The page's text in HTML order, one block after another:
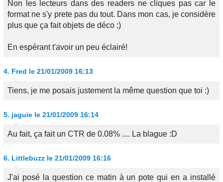
Non les lecteurs dans des readers ne cliques pas car le
format ne s'y prete pas du tout. Dans mon cas, je considère
plus que ça fait objets de déco ;)
En espérant t'avoir un peu éclairé!
4. Fred le 21/01/2009 16:13
Tiens, je me posais justement la même question que toi :)
5. jaguie le 21/01/2009 16:14
Au fait, ça fait un CTR de 0.08% .... La blague :D
6. Littlebuzz le 21/01/2009 16:16
J'ai posé la question ce matin à un pote qui en a installé